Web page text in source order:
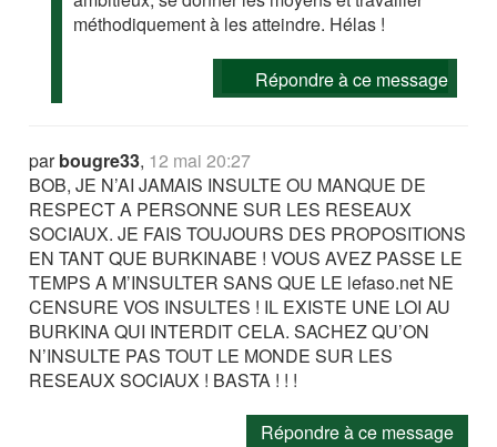
méthodiquement à les atteindre. Hélas !
Répondre à ce message
parbougre33, 12 mai 20:27
BOB, JE N’AI JAMAIS INSULTE OU MANQUE DE
RESPECT A PERSONNE SUR LES RESEAUX
SOCIAUX. JE FAIS TOUJOURS DES PROPOSITIONS
EN TANT QUE BURKINABE ! VOUS AVEZ PASSE LE
TEMPS A M’INSULTER SANS QUE LE lefaso.net NE
CENSURE VOS INSULTES ! IL EXISTE UNE LOI AU
BURKINA QUI INTERDIT CELA. SACHEZ QU’ON
N’INSULTE PAS TOUT LE MONDE SUR LES
RESEAUX SOCIAUX ! BASTA ! ! !
Répondre à ce message